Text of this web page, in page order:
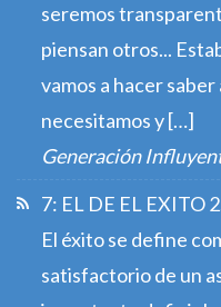
seremos
piensan otros...
vamos a hacer
necesitamos y […]
Generación
7: EL DE EL EXITO
El éxito se define
satisfactorio de un